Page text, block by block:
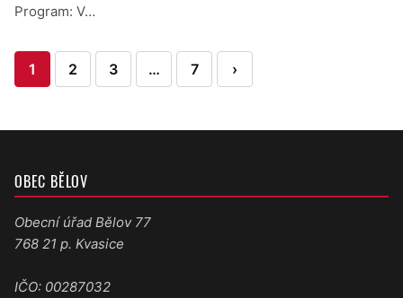
Program: V…
Stránkování
příspěvků
1 2 3 … 7 ›
OBEC BĚLOV
Obecní úřad Bělov 77
768 21 p. Kvasice
IČO: 00287032